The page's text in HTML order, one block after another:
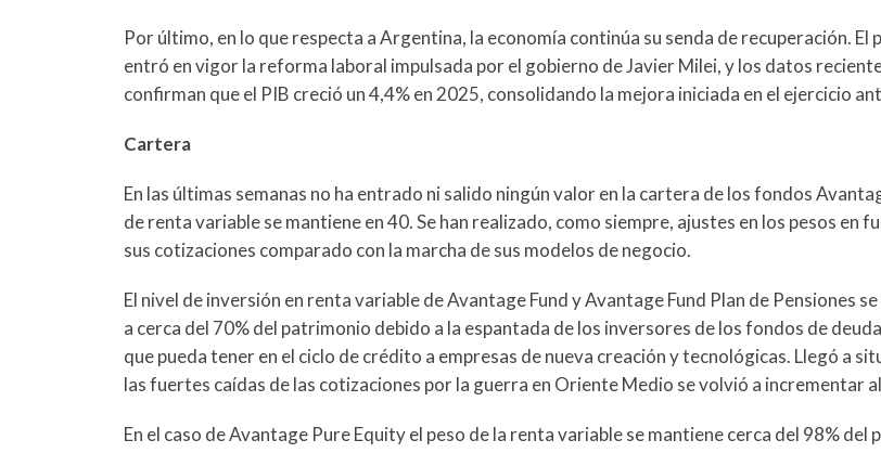
Por último, en lo que respecta a Argentina, la economía continúa su senda de recuperación. El
entró en vigor la reforma laboral impulsada por el gobierno de Javier Milei, y los datos
confirman que el PIB creció un 4,4% en 2025, consolidando la mejora iniciada en el ejercicio
Cartera
En las últimas semanas no ha entrado ni salido ningún valor en la cartera de los fondos
de renta variable se mantiene en 40. Se han realizado, como siempre, ajustes en los pesos en
sus cotizaciones comparado con la marcha de sus modelos de negocio.
El nivel de inversión en renta variable de Avantage Fund y Avantage Fund Plan de Pensiones
a cerca del 70% del patrimonio debido a la espantada de los inversores de los fondos de
que pueda tener en el ciclo de crédito a empresas de nueva creación y tecnológicas. Llegó a
las fuertes caídas de las cotizaciones por la guerra en Oriente Medio se volvió a incrementar
En el caso de Avantage Pure Equity el peso de la renta variable se mantiene cerca del 98% del